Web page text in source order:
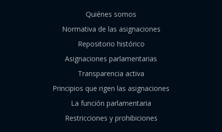
Quiénes somos
Normativa de las asignaciones
Repositorio histórico
Asignaciones parlamentarias
Transparencia activa
Principios que rigen las asignaciones
La función parlamentaria
Restricciones y prohibiciones